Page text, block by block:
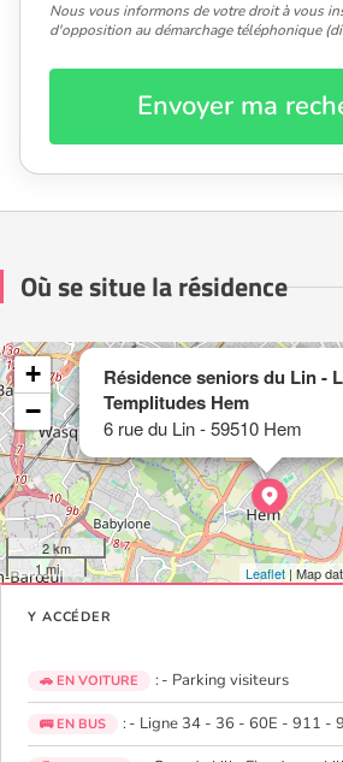
Nous vous informons de votre droit à vous
d'opposition au démarchage téléphonique
Envoyer ma
Où se situe la résidence
Résidence seniors du Lin -
Templitudes Hem
6 rue du Lin - 59510 Hem
+
−
2 km
1 mi
Leaflet| Map
Y ACCÉDER
🚗 EN VOITURE : - Parking visiteurs
🚌 EN BUS : - Ligne 34 - 36 - 60E - 911 -